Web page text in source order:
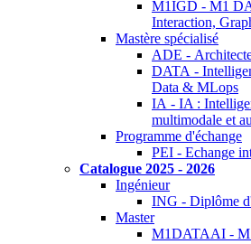
M1IGD - M1
Interaction,
Mastère spécialisé
ADE -
DATA -
Data & MLops
IA - IA :
multimodale et
Programme d'échange
PEI - Echange
Catalogue 2025 - 2026
Ingénieur
ING - Diplôme
Master
M1DATAAI -